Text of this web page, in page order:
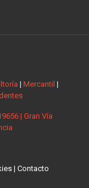
| Mercantil |
| Gran Vía
| Contacto